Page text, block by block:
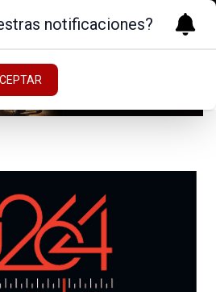
notificaciones?